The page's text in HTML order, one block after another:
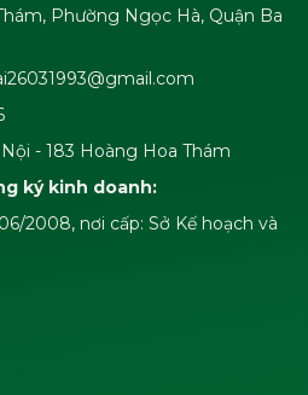
Phường Ngọc Hà, Quận Ba
- 183 Hoàng Hoa Thám
ký kinh doanh:
2008, nơi cấp: Sở Kế hoạch và